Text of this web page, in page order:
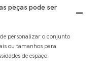
peças pode ser
personalizar o conjunto
ou tamanhos para
de espaço.